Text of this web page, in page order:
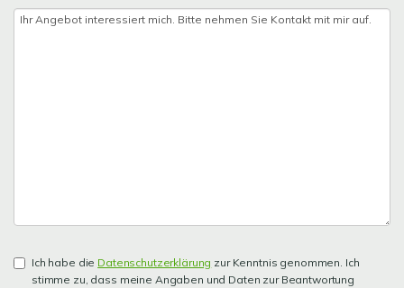
Ich habe die Datenschutzerklärung zur Kenntnis genommen. Ich
stimme zu, dass meine Angaben und Daten zur Beantwortung